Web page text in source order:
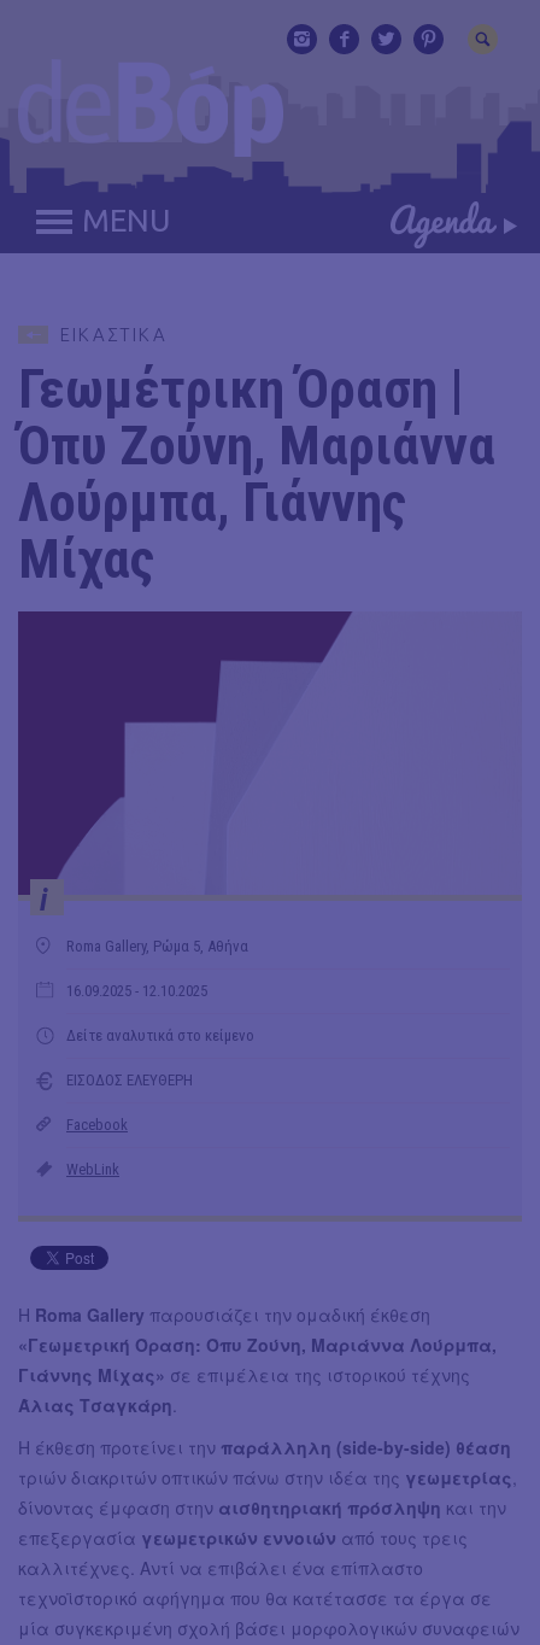
MENU
ΕΙΚΑΣΤΙΚΑ
Γεωμέτρικη Όραση |
Όπυ Ζούνη, Μαριάννα
Λούρμπα, Γιάννης
Μίχας
i
Roma Gallery, Ρώμα 5, Αθήνα
16.09.2025 - 12.10.2025
Δείτε αναλυτικά στο κείμενο
ΕΙΣΟΔΟΣ ΕΛΕΥΘΕΡΗ
Facebook
WebLink
Η Roma Gallery παρουσιάζει την ομαδική έκθεση
«Γεωμετρική Όραση: Όπυ Ζούνη, Μαριάννα Λούρμπα,
Γιάννης Μίχας» σε επιμέλεια της ιστορικού τέχνης
Άλιας Τσαγκάρη.
Η έκθεση προτείνει την παράλληλη (side-by-side) θέαση
τριών διακριτών οπτικών πάνω στην ιδέα της γεωμετρίας,
δίνοντας έμφαση στην αισθητηριακή πρόσληψη και την
επεξεργασία γεωμετρικών εννοιών από τους τρεις
καλλιτέχνες. Αντί να επιβάλει ένα επίπλαστο
τεχνοϊστορικό αφήγημα που θα κατέτασσε τα έργα σε
μία συγκεκριμένη σχολή βάσει μορφολογικών συναφειών